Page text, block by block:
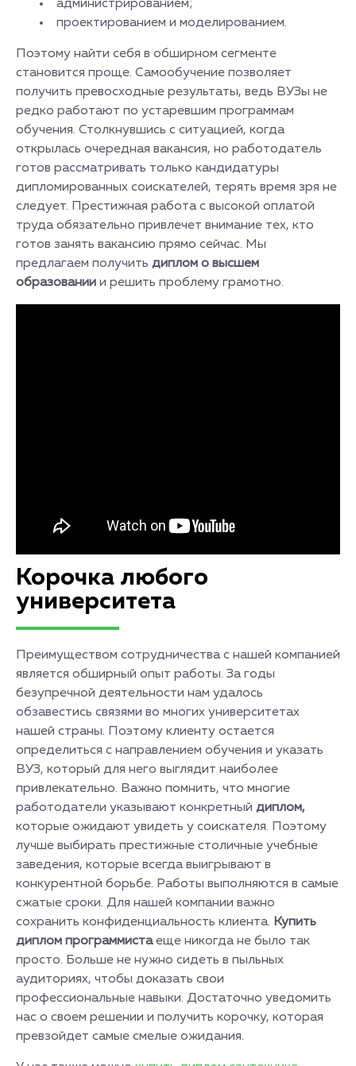
администрированием;
проектированием и моделированием.
Поэтому найти себя в обширном сегменте
становится проще. Самообучение позволяет
получить превосходные результаты, ведь ВУЗы не
редко работают по устаревшим программам
обучения. Столкнувшись с ситуацией, когда
открылась очередная вакансия, но работодатель
готов рассматривать только кандидатуры
дипломированных соискателей, терять время зря не
следует. Престижная работа с высокой оплатой
труда обязательно привлечет внимание тех, кто
готов занять вакансию прямо сейчас. Мы
предлагаем получить диплом о высшем
образовании и решить проблему грамотно.
Корочка любого
университета
Преимуществом сотрудничества с нашей компанией
является обширный опыт работы. За годы
безупречной деятельности нам удалось
обзавестись связями во многих университетах
нашей страны. Поэтому клиенту остается
определиться с направлением обучения и указать
ВУЗ, который для него выглядит наиболее
привлекательно. Важно помнить, что многие
работодатели указывают конкретный диплом,
которые ожидают увидеть у соискателя. Поэтому
лучше выбирать престижные столичные учебные
заведения, которые всегда выигрывают в
конкурентной борьбе. Работы выполняются в самые
сжатые сроки. Для нашей компании важно
сохранить конфиденциальность клиента. Купить
диплом программистаеще никогда не было так
просто. Больше не нужно сидеть в пыльных
аудиториях, чтобы доказать свои
профессиональные навыки. Достаточно уведомить
нас о своем решении и получить корочку, которая
превзойдет самые смелые ожидания.